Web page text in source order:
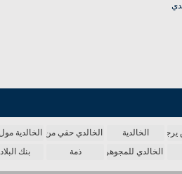
الخالدية الخالدي حقي من الدنياالخالدية
الخالدي للمجوهرات ذمة بنك البلاد